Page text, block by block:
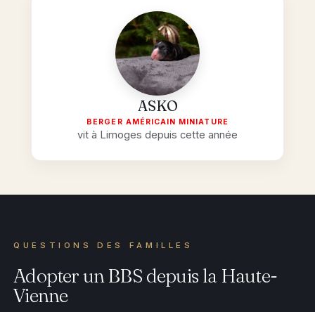
ASKO
BERGER AMÉRICAIN MINIATURE
vit à Limoges depuis cette année
QUESTIONS DES FAMILLES
Adopter un BBS depuis la Haute-
Vienne